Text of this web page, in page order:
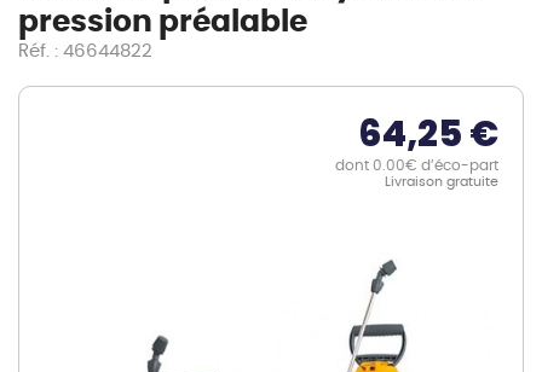
pression préalable
Réf. : 46644822
64,25 €
dont 0.00€ d’éco-part
Livraison gratuite